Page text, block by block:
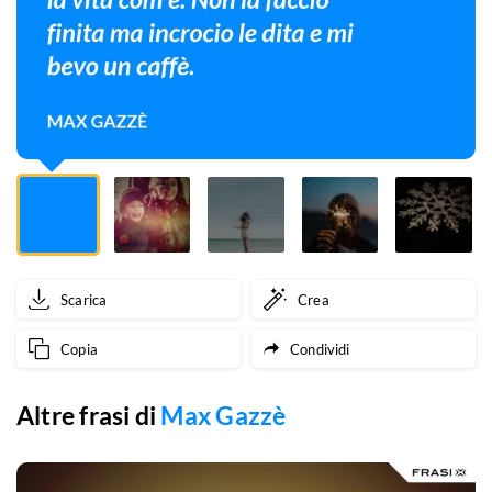
vita
com’è.
Non
la
finita
ma
incrocio
dita
e
Scarica Crea
Copia Condividi
Altre frasi di Max Gazzè